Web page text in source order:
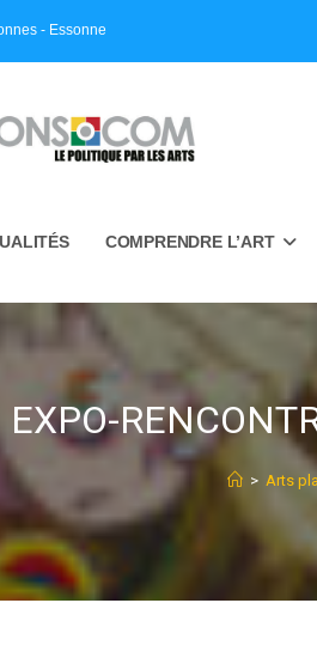
- Essonne
COMPRENDRE L’ART
EXPO-
> Arts